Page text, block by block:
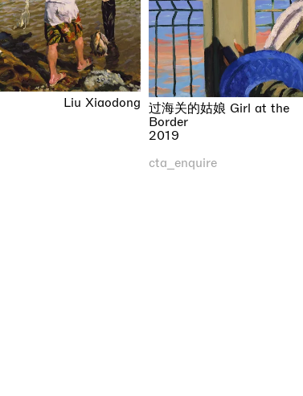
Liu Xiaodong 过海关的姑娘 Girl at the
Border
2019
cta_enquire